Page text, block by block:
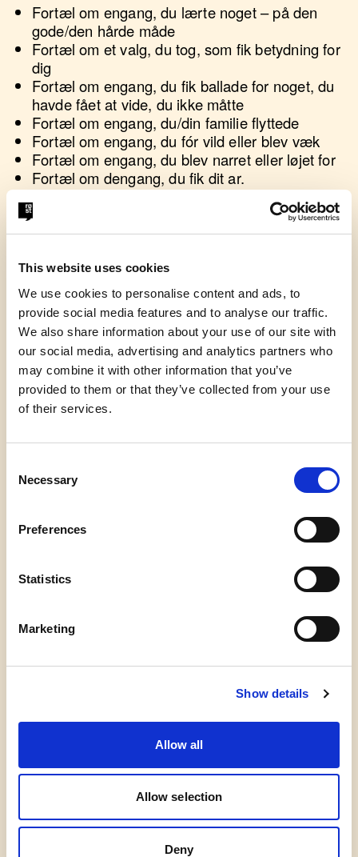
This website uses cookies
We use cookies to personalise content and ads, to
provide social media features and to analyse our traffic.
We also share information about your use of our site with
our social media, advertising and analytics partners who
may combine it with other information that you’ve
provided to them or that they’ve collected from your use
of their services.
Selection
Necessary
Preferences
Statistics
Marketing
Show details
Allow all
Allow selection
Deny
Fortæl om engang, du lærte noget – på den
gode/den hårde måde
Fortæl om et valg, du tog, som fik betydning for
dig
Fortæl om engang, du fik ballade for noget, du
havde fået at vide, du ikke måtte
Fortæl om engang, du/din familie flyttede
Fortæl om engang, du fór vild eller blev væk
Fortæl om engang, du blev narret eller løjet for
Fortæl om dengang, du fik dit ar.
Endelig kan I se Oprah Winfreys Golden Globe-
takketale fra 2018 og lade jer inspirere af, hvor
Flere øvelser
Samtalesalon
Samtalesaloner skaber givende og ofte
overraskende meningsudvekslinger. Og så
er det en perfekt måde at lære hinanden
bedre at kende!